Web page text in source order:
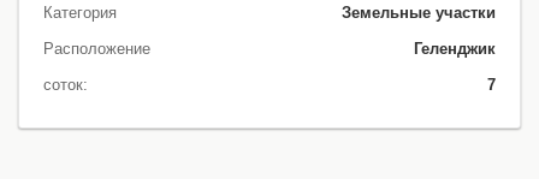
Категория
Земельные участки
Расположение
Геленджик
соток:
7